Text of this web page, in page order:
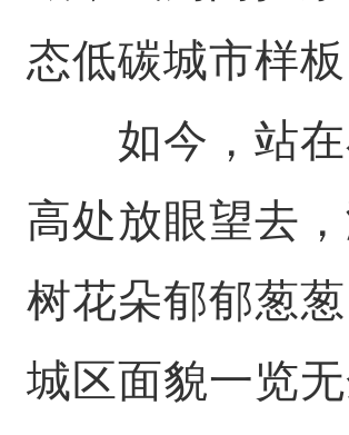
态低碳城市样板
如今，站在
高处放眼望去
树花朵郁郁葱
城区面貌一览